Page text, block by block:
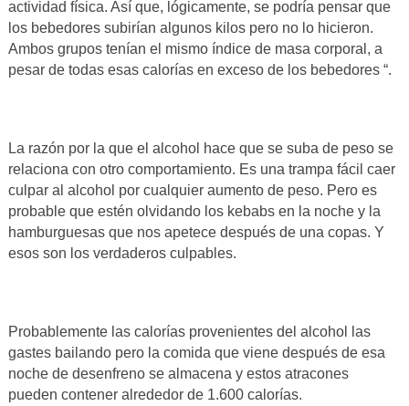
actividad física. Así que, lógicamente, se podría pensar que
los bebedores subirían algunos kilos pero no lo hicieron.
Ambos grupos tenían el mismo índice de masa corporal, a
pesar de todas esas calorías en exceso de los bebedores “.
La razón por la que el alcohol hace que se suba de peso se
relaciona con otro comportamiento. Es una trampa fácil caer
culpar al alcohol por cualquier aumento de peso. Pero es
probable que estén olvidando los kebabs en la noche y la
hamburguesas que nos apetece después de una copas. Y
esos son los verdaderos culpables.
Probablemente las calorías provenientes del alcohol las
gastes bailando pero la comida que viene después de esa
noche de desenfreno se almacena y estos atracones
pueden contener alrededor de 1.600 calorías.